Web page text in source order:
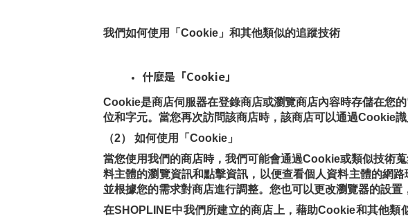
我們如何使用「Cookie」和其他類似的追蹤技術
什麼是「Cookie」
Cookie是商店伺服器在登錄商店或瀏覽商店內容時存儲在您
位和字元。當您再次訪問該商店時，該商店可以通過Cookie
（2） 如何使用「Cookie」
當您使用我們的商店時，我們可能會通過Cookie或類似技術
料主體的瀏覽資訊和點擊資訊，以便查看個人資料主體的網
並根據您的需求對商店進行調整。您也可以更改瀏覽器的設
在SHOPLINE中我們所建立的商店上，藉助Cookie和其他類